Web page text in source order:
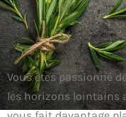
Vous êtes passionné
les horizons lointains